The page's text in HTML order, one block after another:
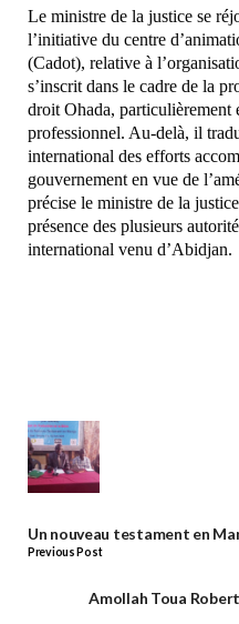
Le ministre de la justice se
l’initiative du centre
(Cadot), relative à
s’inscrit dans le cadre de la
droit Ohada,
professionnel. Au-delà, il
international des efforts
gouvernement en vue de
précise le ministre de la
présence des plusieurs
international venu d’Abidjan.
Un nouveau testament en
Previous Post
Amollah Toua